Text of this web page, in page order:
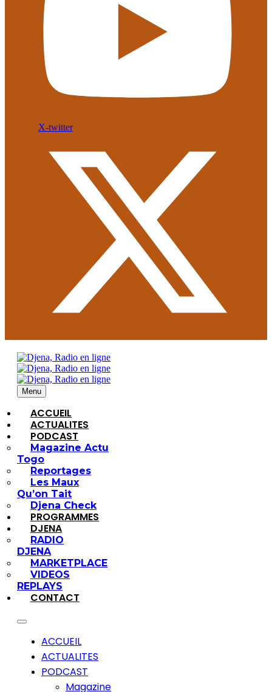
X-twitter
Menu
ACCUEIL
ACTUALITES
PODCAST
Magazine Actu
Togo
Reportages
Les Maux
Qu’on Tait
Djena Check
PROGRAMMES
DJENA
RADIO
DJENA
MARKETPLACE
VIDEOS
REPLAYS
CONTACT
ACCUEIL
ACTUALITES
PODCAST
Magazine